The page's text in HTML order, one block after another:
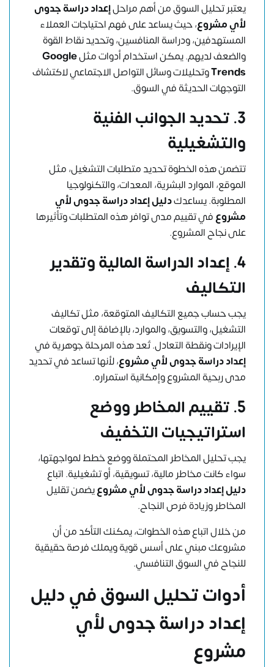
يعتبر تحليل السوق من أهم مراحلإعداد دراسة جدوى
لأي مشروع، حيث يساعد على فهم احتياجات العملاء
المستهدفين، ودراسة المنافسين، وتحديد نقاط القوة
والضعف لديهم. يمكن استخدام أدوات مثلGoogle
Trendsوتحليلات وسائل التواصل الاجتماعي لاكتشاف
التوجهات الحديثة في السوق.
3. تحديد الجوانب الفنية
والتشغيلية
تتضمن هذه الخطوة تحديد متطلبات التشغيل، مثل
الموقع، الموارد البشرية، المعدات، والتكنولوجيا
المطلوبة. يساعدكدليل إعداد دراسة جدوى لأي
مشروعفي تقييم مدى توافر هذه المتطلبات وتأثيرها
على نجاح المشروع.
4. إعداد الدراسة المالية وتقدير
التكاليف
يجب حساب جميع التكاليف المتوقعة، مثل تكاليف
التشغيل، والتسويق، والموارد، بالإضافة إلى توقعات
الإيرادات ونقطة التعادل. تُعد هذه المرحلة جوهرية في
إعداد دراسة جدوى لأي مشروع، لأنها تساعد في تحديد
مدى ربحية المشروع وإمكانية استمراره.
5. تقييم المخاطر ووضع
استراتيجيات التخفيف
يجب تحليل المخاطر المحتملة ووضع خطط لمواجهتها،
سواء كانت مخاطر مالية، تسويقية، أو تشغيلية. اتباع
دليل إعداد دراسة جدوى لأي مشروعيضمن تقليل
المخاطر وزيادة فرص النجاح.
من خلال اتباع هذه الخطوات، يمكنك التأكد من أن
مشروعك مبني على أسس قوية ويملك فرصة حقيقية
للنجاح في السوق التنافسي.
أدوات تحليل السوق في دليل
إعداد دراسة جدوى لأي
مشروع